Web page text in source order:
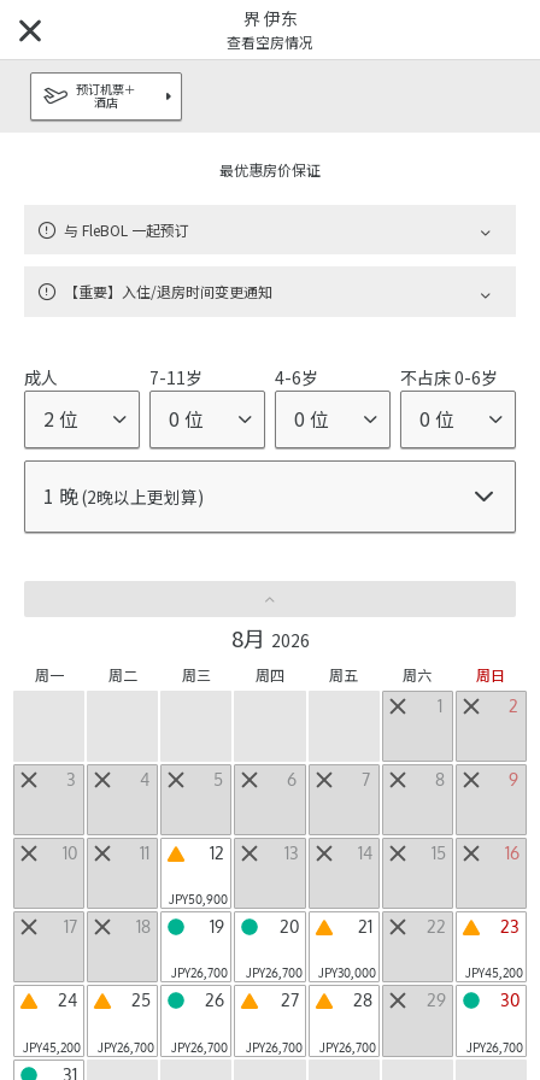
界 伊东
查看空房情况
预订机票＋
酒店
最优惠房价保证
与 FleBOL 一起预订
【重要】入住/退房时间变更通知
成人
2 位
7-11岁
0 位
4-6岁
0 位
不占床 0-6岁
0 位
1 晚(2晚以上更划算)
8月 2026
周一 周二 周三 周四 周五 周六
周日
1
2
3 4 5 6 7 8 9
10 11 12
JPY50,900
13 14 15 16
17 18 19
JPY26,700
20
JPY26,700
21
JPY30,000
22 23
JPY45,200
24
JPY45,200
25
JPY26,700
26
JPY26,700
27
JPY26,700
28
JPY26,700
29 30
JPY26,700
31
品牌
RISONARE
OMO | 都市观光酒店
BEB | 随心的旅游
北海道 | 东北 | 北陆・甲信越 | 关东 | 东海 |
搜索星野集团空房